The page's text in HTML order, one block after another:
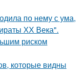
по нему с ума,
ХХ Века".
риском
которые видны